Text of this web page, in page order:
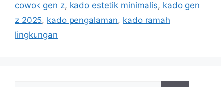
s
cowok gen z, kado estetik minimalis, kado gen
z 2025, kado pengalaman, kado ramah
lingkungan